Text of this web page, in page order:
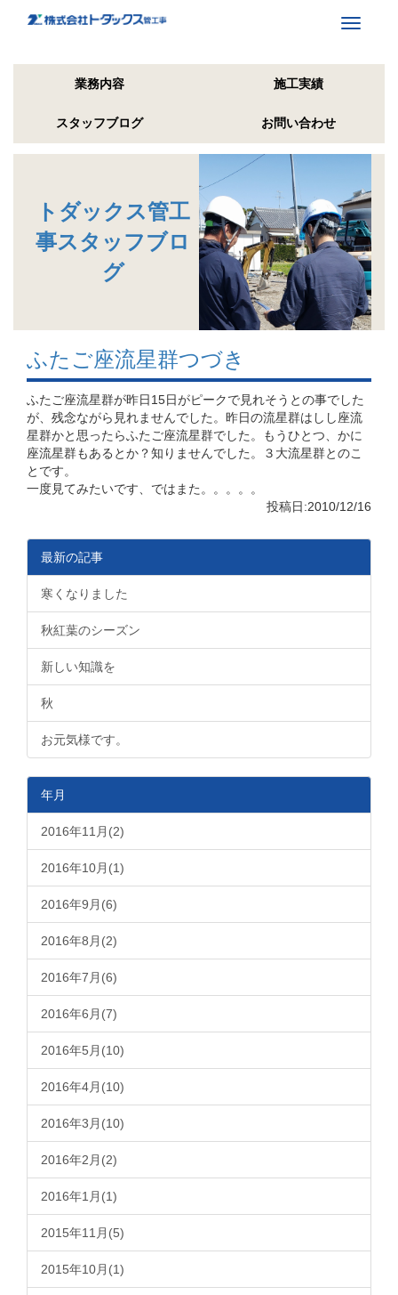
Toggle
業務内容 施工実績
スタッフブログ お問い合わせ
トダックス管工
事スタッフブロ
グ
ふたご座流星群つづき
ふたご座流星群が昨日15日がピークで見れそうとの事でした
が、残念ながら見れませんでした。昨日の流星群はしし座流
星群かと思ったらふたご座流星群でした。もうひとつ、かに
座流星群もあるとか？知りませんでした。３大流星群とのこ
とです。
一度見てみたいです、ではまた。。。。。
投稿日:2010/12/16
最新の記事
寒くなりました
秋紅葉のシーズン
新しい知識を
秋
お元気様です。
年月
2016年11月(2)
2016年10月(1)
2016年9月(6)
2016年8月(2)
2016年7月(6)
2016年6月(7)
2016年5月(10)
2016年4月(10)
2016年3月(10)
2016年2月(2)
2016年1月(1)
2015年11月(5)
2015年10月(1)